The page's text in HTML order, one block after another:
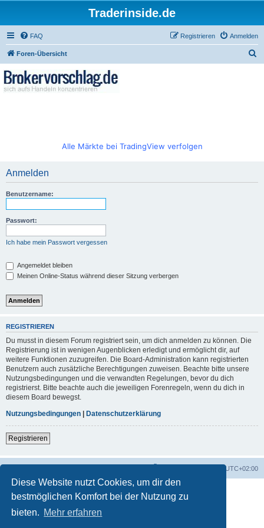
Diese Website nutzt Cookies, um dir den
bestmöglichen Komfort bei der Nutzung zu
bieten. Mehr erfahren
Traderinside.de
FAQ Anmelden
Registrieren
Foren-Übersicht
Alle Märkte bei TradingView verfolgen
Anmelden
Benutzername:
Passwort:
Ich habe mein Passwort vergessen
Angemeldet bleiben
Meinen Online-Status während dieser Sitzung verbergen
REGISTRIEREN
Du musst in diesem Forum registriert sein, um dich anmelden zu können. Die
Registrierung ist in wenigen Augenblicken erledigt und ermöglicht dir, auf
weitere Funktionen zuzugreifen. Die Board-Administration kann registrierten
Benutzern auch zusätzliche Berechtigungen zuweisen. Beachte bitte unsere
Nutzungsbedingungen und die verwandten Regelungen, bevor du dich
registrierst. Bitte beachte auch die jeweiligen Forenregeln, wenn du dich in
diesem Board bewegst.
Nutzungsbedingungen | Datenschutzerklärung
Registrieren
UTC+02:00